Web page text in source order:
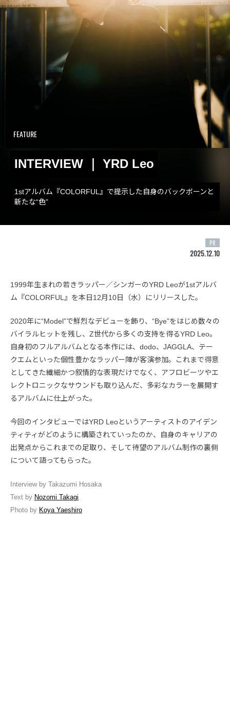
FEATURE
INTERVIEW ｜ YRD Leo
1stアルバム『COLORFUL』で提示した自身のバックボーンと
新たな“色”
PR
2025.12.10
1999年生まれの若きラッパー／シンガーのYRD Leoが1stアルバ
ム『COLORFUL』を本日12月10日（水）にリリースした。
2020年に“Model”で鮮烈なデビューを飾り、“Bye”をはじめ数々の
バイラルヒットを残し、Z世代から多くの支持を得るYRD Leo。
自身初のフルアルバムとなる本作には、dodo、JAGGLA、テー
クエムといった個性豊かなラッパー陣が客演参加。これまで得意
としてきた繊細かつ叙情的な表現だけでなく、アフロビーツやエ
レクトロニックなサウンドも取り込んだ、多彩なカラーを展開す
るアルバムに仕上がった。
今回のインタビューではYRD Leoというアーティストのアイデン
ティティがどのように構築されていったのか、自身のキャリアの
出発点からこれまでの足取り、そして待望のアルバム制作の裏側
について語ってもらった。
Interview by Takazumi Hosaka
Text by Nozomi Takagi
Photo by Koya Yaeshiro